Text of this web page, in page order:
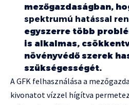
mezőgazdaságban,
spektrumú hatással
egyszerre több
is alkalmas,
növényvédő szerek
szükségességét.
A GFK felhasználása a
kivonatot vízzel hígítva